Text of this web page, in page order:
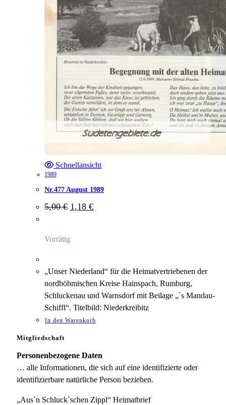
Schnellansicht
1989
Nr.477 August 1989
5,00€ Ursprünglicher
Preis
1,18 €Aktueller
Preis
Vorrätig
„Unser Niederland“ für die Heimatvertriebenen der
nordböhmischen Kreise Hainspach, Rumburg,
Schluckenau und Warnsdorf mit Beilage „`s Mandau-
Schiffl“. Titelbild: Niederkreibitz
In den Warenkorb
Mitgliedschaft
Personenbezogene Daten
… alle Informationen, die sich auf eine identifizierte oder
identifizierbare natürliche Person beziehen.
„Aus`n Schluck`schen Zippl“ Heimatbrief